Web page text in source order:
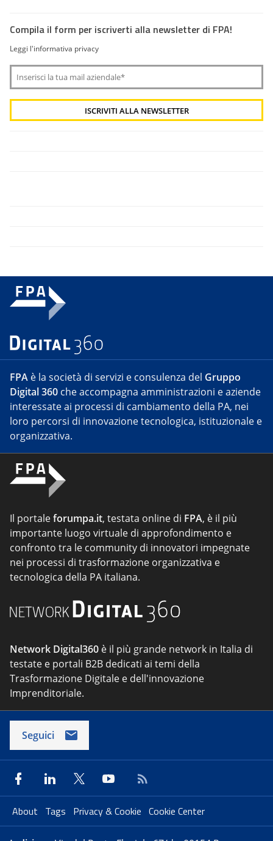
Compila il form per iscriverti alla newsletter di FPA!
Leggi l'informativa privacy
FPA è la società di servizi e consulenza del Gruppo
Digital 360 che accompagna amministrazioni e aziende
interessate ai processi di cambiamento della PA, nei
loro percorsi di innovazione tecnologica, istituzionale e
organizzativa.
Il portaleforumpa.it, testata online di FPA, è il più
importante luogo virtuale di approfondimento e
confronto tra le community di innovatori impegnate
nei processi di trasformazione organizzativa e
tecnologica della PA italiana.
Network Digital360 è il più grande network in Italia di
testate e portali B2B dedicati ai temi della
Trasformazione Digitale e dell'innovazione
Imprenditoriale.
Seguici
About Tags Privacy & Cookie Cookie Center